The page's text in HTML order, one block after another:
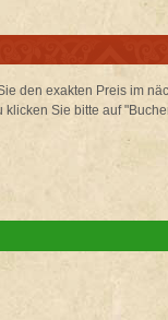
den exakten Preis im
Sie bitte auf